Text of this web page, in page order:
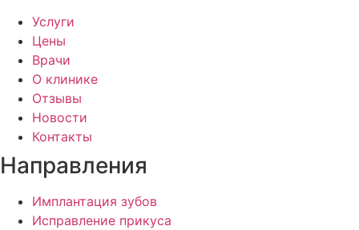
Услуги
Цены
Врачи
О клинике
Отзывы
Новости
Контакты
Направления
Имплантация зубов
Исправление прикуса